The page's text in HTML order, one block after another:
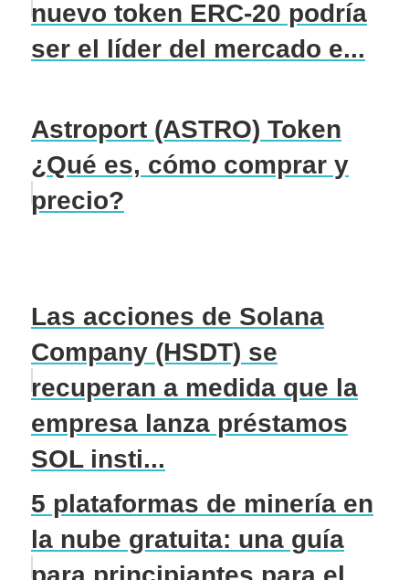
nuevo token ERC-20 podría
ser el líder del mercado e...
Astroport (ASTRO) Token
¿Qué es, cómo comprar y
precio?
Las acciones de Solana
Company (HSDT) se
recuperan a medida que la
empresa lanza préstamos
SOL insti...
5 plataformas de minería en
la nube gratuita: una guía